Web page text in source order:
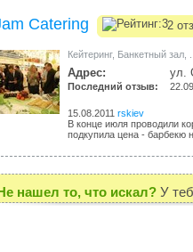
Catering 2
Кейтеринг, Банкетный зал
Адрес: ул.
Последний отзыв:
15.08.2011 rskiev
В конце июля проводили
подкупила цена - барбекю
нашел то, что искал? У